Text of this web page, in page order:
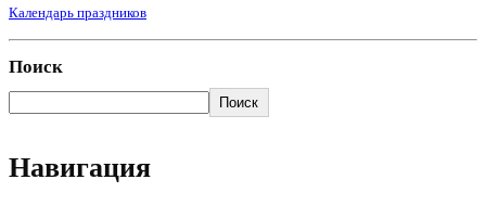
Календарь праздников
Поиск
Поиск
Навигация